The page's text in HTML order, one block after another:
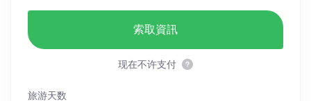
索取資訊
现在不许支付
旅游天数